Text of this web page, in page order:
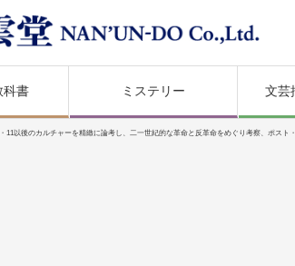
科書 ミステリー 文芸
11以後のカルチャーを精緻に論考し、二一世紀的な革命と反革命をめぐり考察、ポスト